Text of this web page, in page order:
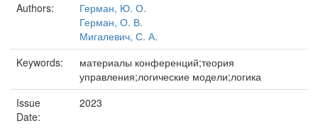
Authors:
Герман, Ю. О.
Герман, О. В.
Мигалевич, С. А.
Keywords:
материалы конференций;теория
управления;логические модели;логика
Issue
Date:
2023